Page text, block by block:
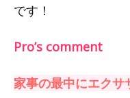
です！
Pro’s comment
家事の最中にエクサ